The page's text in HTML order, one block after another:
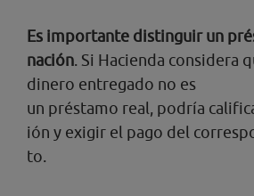
Es importante distinguir un
nación. Si Hacienda considera
dinero entregado no es
un préstamo real, podría
ión y exigir el pago del
to.